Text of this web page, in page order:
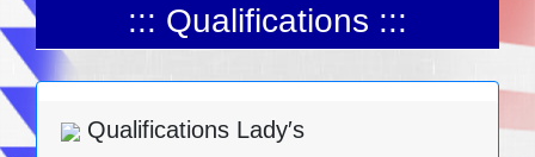
::: Qualifications :::
Qualifications Lady′s